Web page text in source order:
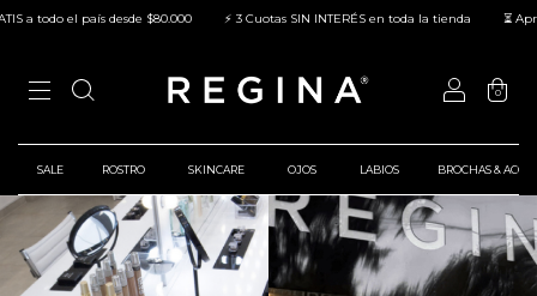
desde $80.000 ⚡ 3 Cuotas SIN INTERÉS en toda la tienda ⏳ Aprovechá el
0
SALE ROSTRO SKINCARE OJOS LABIOS BROCHAS &